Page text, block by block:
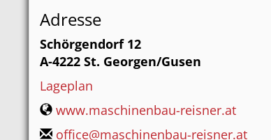
Adresse
Schörgendorf 12
A-4222 St. Georgen/Gusen
Lageplan
www.maschinenbau-reisner.at
office@maschinenbau-reisner.at